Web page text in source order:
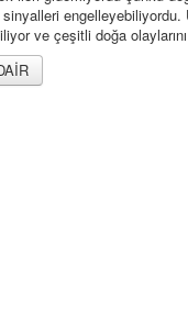
engelleyebiliyordu.
ve çeşitli doğa